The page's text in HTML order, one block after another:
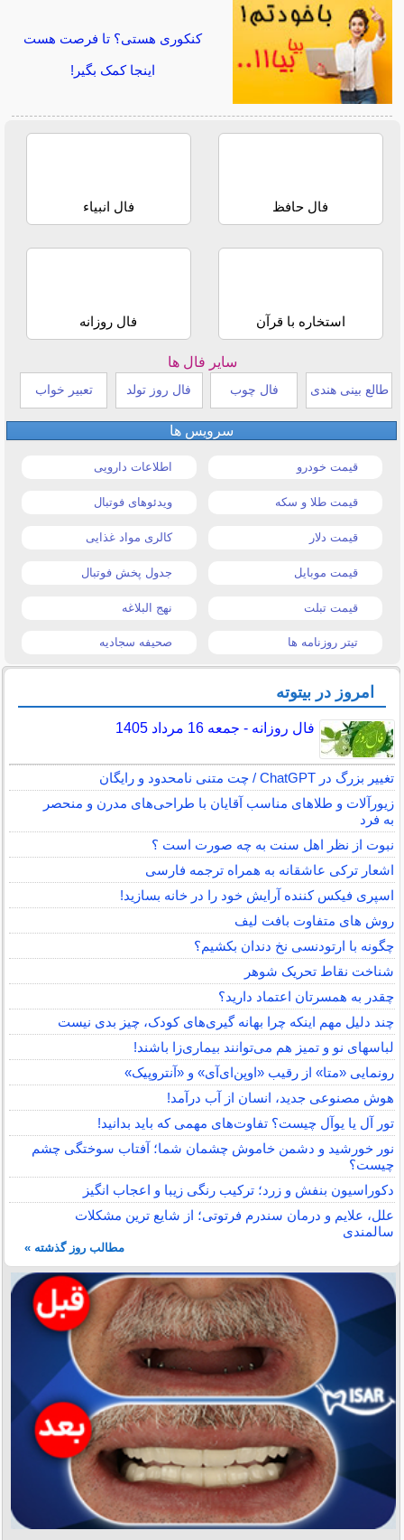
کنکوری هستی؟ تا فرصت هست
اینجا کمک بگیر!
فال حافظ فال انبیاء
استخاره با قرآن فال روزانه
سایر فال ها
طالع بینی هندی فال چوب فال روز تولد تعبیر خواب
سرویس ها
قیمت خودرو اطلاعات دارویی
قیمت طلا و سکه ویدئوهای فوتبال
قیمت دلار کالری مواد غذایی
قیمت موبایل جدول پخش فوتبال
قیمت تبلت نهج البلاغه
تیتر روزنامه ها صحیفه سجادیه
امروز در بیتوته
فال روزانه - جمعه 16 مرداد 1405
تغییر بزرگ در ChatGPT / چت متنی نامحدود و رایگان
زیورآلات و طلاهای مناسب آقایان با طراحی‌های مدرن و منحصر
به فرد
نبوت از نظر اهل سنت به چه صورت است ؟
اشعار ترکی عاشقانه به همراه ترجمه فارسی
اسپری فیکس کننده آرایش خود را در خانه بسازید!
روش های متفاوت بافت لیف
چگونه با ارتودنسی نخ دندان بکشیم؟
شناخت نقاط تحریک شوهر
چقدر به همسرتان اعتماد دارید؟
چند دلیل مهم اینکه چرا بهانه گیری‌های کودک، چیز بدی نیست
لباس‎های نو و تمیز هم می‌توانند بیماری‌زا باشند!
رونمایی «متا» از رقیب «اوپن‌ای‌آی» و «آنتروپیک»
هوش مصنوعی جدید، انسان از آب درآمد!
تور آل یا یوآل چیست؟ تفاوت‌های مهمی که باید بدانید!
نور خورشید و دشمن خاموش چشمان شما؛ آفتاب سوختگی چشم
چیست؟
دکوراسیون بنفش و زرد؛ ترکیب رنگی زیبا و اعجاب انگیز
علل، علایم و درمان سندرم فرتوتی؛ از شایع ترین مشکلات
سالمندی
مطالب روز گذشته »